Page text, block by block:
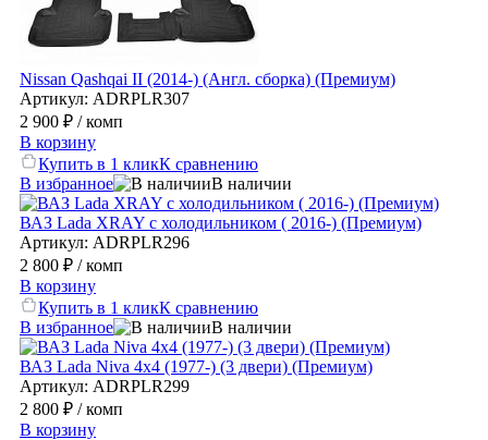
Nissan Qashqai II (2014-) (Англ. сборка) (Премиум)
Артикул: ADRPLR307
2 900 ₽ / комп
В корзину
Купить в 1 кликК сравнению
В избранное
В наличии
ВАЗ Lada XRAY с холодильником ( 2016-) (Премиум)
Артикул: ADRPLR296
2 800 ₽ / комп
В корзину
Купить в 1 кликК сравнению
В избранное
В наличии
ВАЗ Lada Niva 4x4 (1977-) (3 двери) (Премиум)
Артикул: ADRPLR299
2 800 ₽ / комп
В корзину